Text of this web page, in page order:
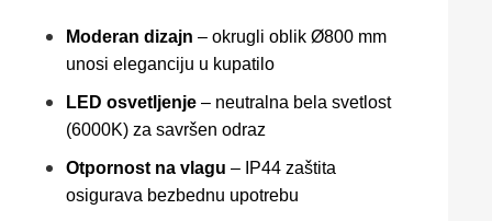
Moderan dizajn – okrugli oblik Ø800 mm
unosi eleganciju u kupatilo
LED osvetljenje – neutralna bela svetlost
(6000K) za savršen odraz
Otpornost na vlagu – IP44 zaštita
osigurava bezbednu upotrebu